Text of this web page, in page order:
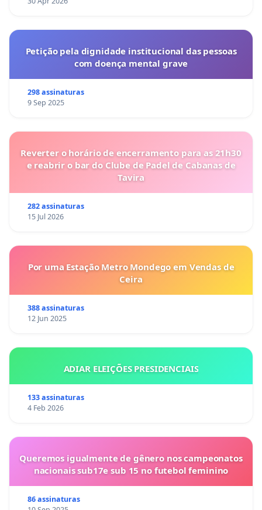
Petição pela dignidade institucional das pessoas
com doença mental grave
298 assinaturas
9 Sep 2025
Reverter o horário de encerramento para as 21h30
e reabrir o bar do Clube de Padel de Cabanas de
Tavira
282 assinaturas
15 Jul 2026
Por uma Estação Metro Mondego em Vendas de
Ceira
388 assinaturas
12 Jun 2025
ADIAR ELEIÇÕES PRESIDENCIAIS
133 assinaturas
4 Feb 2026
Queremos igualmente de gênero nos campeonatos
nacionais sub17e sub 15 no futebol feminino
86 assinaturas